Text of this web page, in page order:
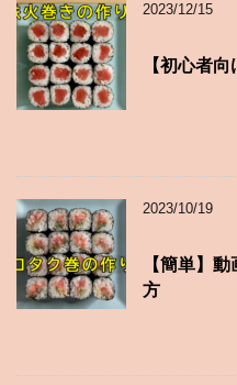
2023/12/15
【初心者
2023/10/19
【簡単】
方